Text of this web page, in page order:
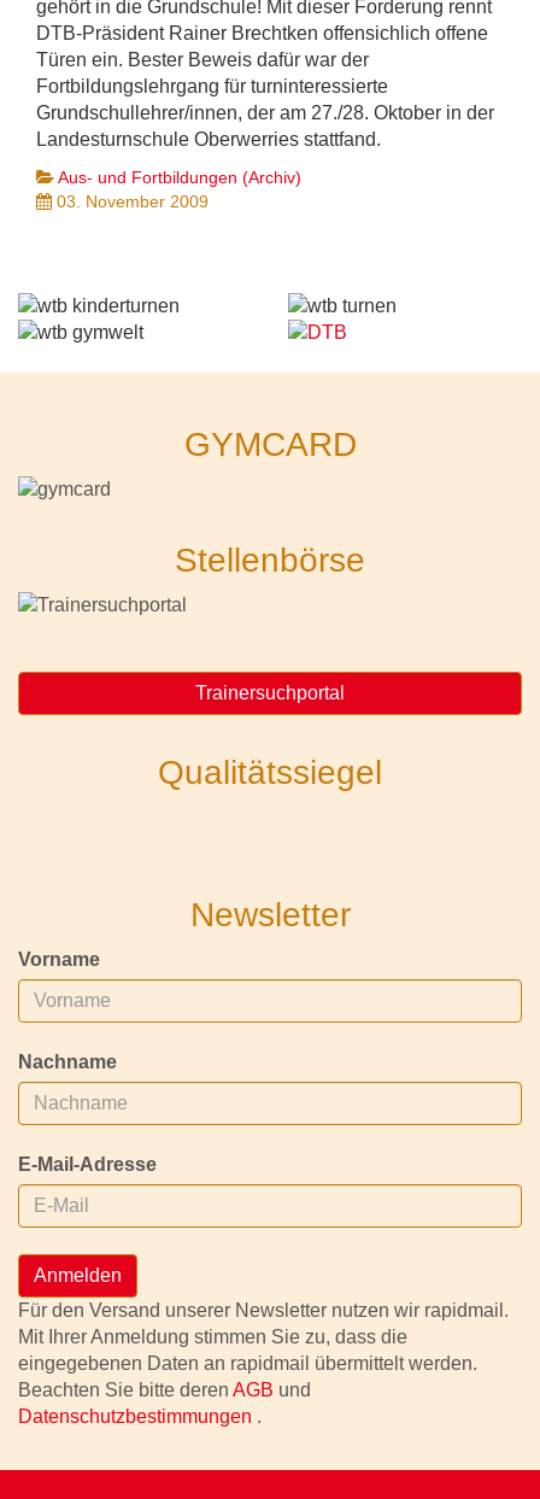
gehört in die Grundschule! Mit dieser Forderung rennt
DTB-Präsident Rainer Brechtken offensichlich offene
Türen ein. Bester Beweis dafür war der
Fortbildungslehrgang für turninteressierte
Grundschullehrer/innen, der am 27./28. Oktober in der
Landesturnschule Oberwerries stattfand.
Aus- und Fortbildungen (Archiv)
03. November 2009
GYMCARD
Stellenbörse
Trainersuchportal
Qualitätssiegel
Newsletter
Vorname
Nachname
E-Mail-Adresse
Anmelden
Für den Versand unserer Newsletter nutzen wir rapidmail.
Mit Ihrer Anmeldung stimmen Sie zu, dass die
eingegebenen Daten an rapidmail übermittelt werden.
Beachten Sie bitte deren AGB und
Datenschutzbestimmungen .